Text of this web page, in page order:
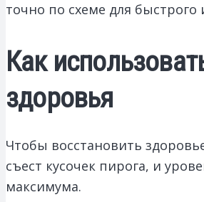
точно по схеме для быстрого
Как
здоровья
Чтобы восстановить
съест кусочек пирога, и
максимума.